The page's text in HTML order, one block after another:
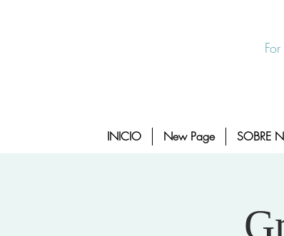
INICIO New Page SOBRE